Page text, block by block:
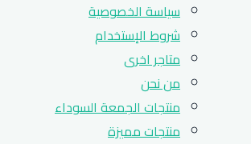
سياسة الخصوصية
شروط الإستخدام
متاجر اخرى
من نحن
منتجات الجمعة السوداء
منتجات مميزة